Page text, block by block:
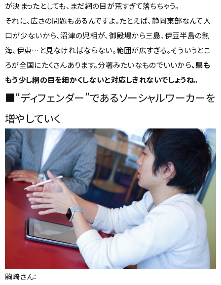
が決まったとしても、まだ網の目が荒すぎて落ちちゃう。
それに、広さの問題もあるんですよ。たとえば、静岡東部なんて人
口が少ないから、沼津の児相が、御殿場から三島、伊豆半島の熱
海、伊東…と見なければならない。範囲が広すぎる。そういうとこ
ろが全国にたくさんあります。分署みたいなものでいいから、県も
もう少し網の目を細かくしないと対応しきれないでしょうね。
■“ディフェンダー”であるソーシャルワーカーを
増やしていく
駒崎さん：